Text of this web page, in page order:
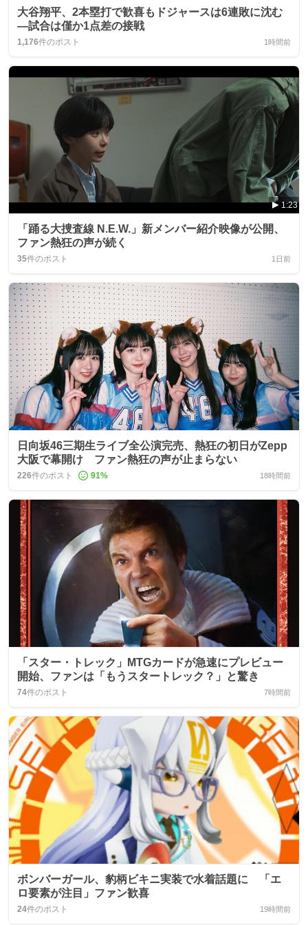
大谷翔平、2本塁打で歓喜もドジャースは6連敗に沈む
―試合は僅か1点差の接戦
1,176件のポスト 1時間前
1:23
「踊る大捜査線 N.E.W.」新メンバー紹介映像が公開、
ファン熱狂の声が続く
35件のポスト 1日前
日向坂46三期生ライブ全公演完売、熱狂の初日がZepp
大阪で幕開け ファン熱狂の声が止まらない
226件のポスト 91% 18時間前
「スター・トレック」MTGカードが急速にプレビュー
開始、ファンは「もうスタートレック？」と驚き
74件のポスト 7時間前
ボンバーガール、豹柄ビキニ実装で水着話題に 「エ
ロ要素が注目」ファン歓喜
24件のポスト 19時間前